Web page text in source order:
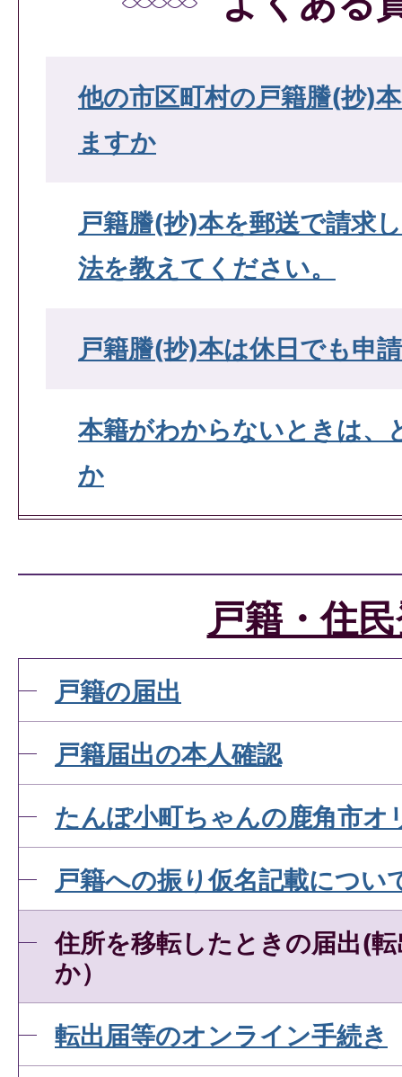
他の市区町村の戸籍謄(抄)
ますか
戸籍謄(抄)本を郵送で請求
法を教えてください。
戸籍謄(抄)本は休日でも申
本籍がわからないときは、
か
戸籍の届書は届出人以外の
か。
土曜日・日曜日・祝日や夜
生届・死亡届・婚姻届・離
ができますか。
出生届の手続方法について
出生届はいつまでに届出を
戸籍・住
戸籍の届出
戸籍届出の本人確認
たんぽ小町ちゃんの鹿角市オ
戸籍への振り仮名記載につい
住所を移転したときの届出(
か）
転出届等のオンライン手続き